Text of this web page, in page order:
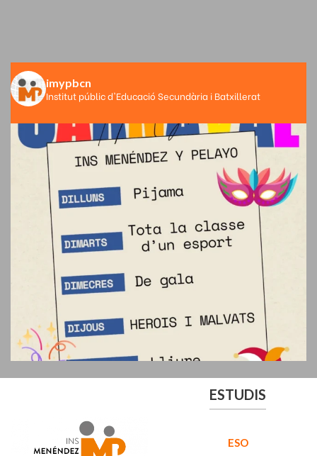
imypbcn
Institut públic d'Educació Secundària i Batxillerat
ESTUDIS
ESO